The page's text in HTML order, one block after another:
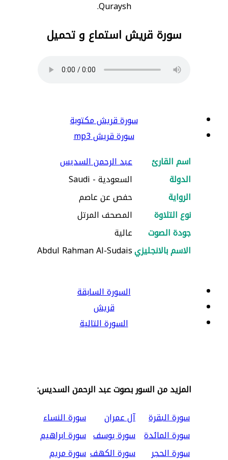
Quraysh.
سورة قريش استماع و تحميل
سورة قريش مكتوبة
سورة قريش mp3
اسم القارئ
عبد الرحمن السديس
الدولة
السعودية - Saudi
الرواية
حفص عن عاصم
نوع التلاوة
المصحف المرتل
جودة الصوت
عالية
الاسم بالانجليزيAbdul Rahman Al-Sudais
السورة السابقة
قريش
السورة التالية
المزيد من السور بصوت عبد الرحمن السديس:
سورة البقرة
آل عمران
سورة النساء
سورة المائدة سورة يوسف سورة ابراهيم
سورة الحجر
سورة الكهف سورة مريم